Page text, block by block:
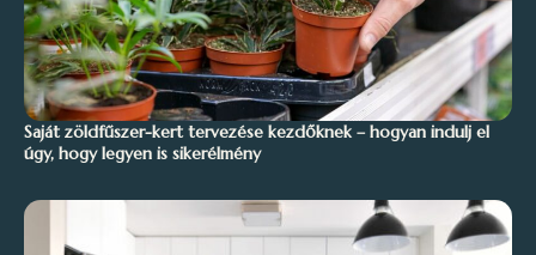
Saját zöldfűszer-kert tervezése kezdőknek – hogyan indulj el
úgy, hogy legyen is sikerélmény